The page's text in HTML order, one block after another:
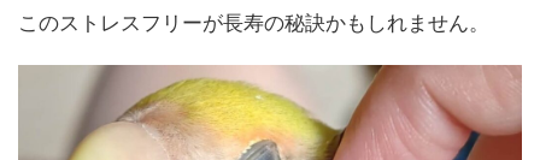
このストレスフリーが長寿の秘訣かもしれません。